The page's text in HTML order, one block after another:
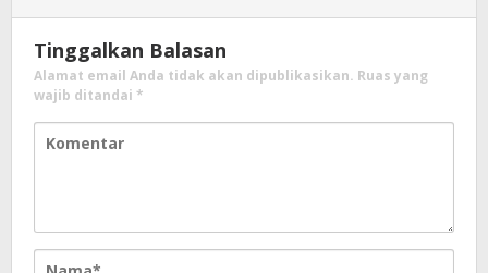
Tinggalkan Balasan
Alamat email Anda tidak akan dipublikasikan. Ruas yang
wajib ditandai *